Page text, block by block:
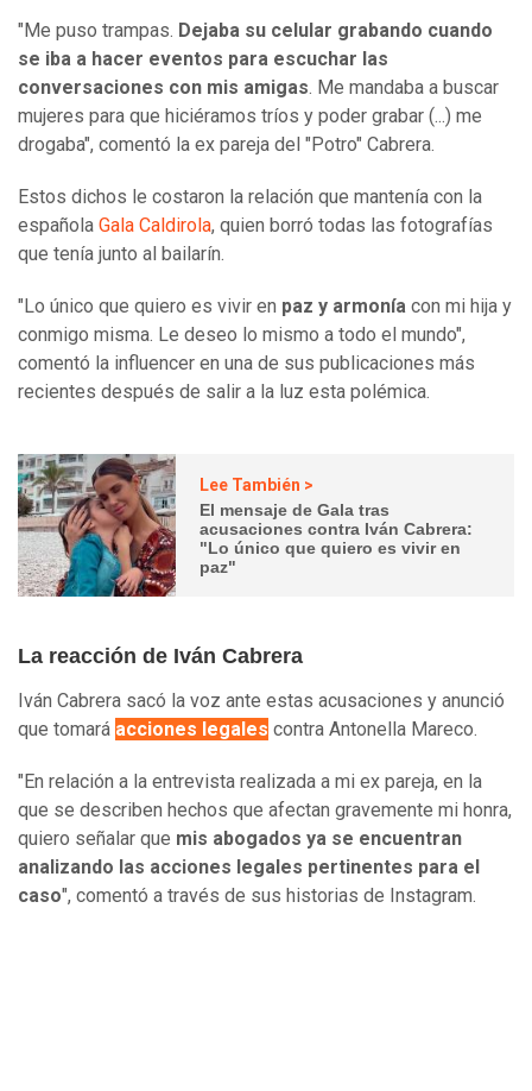
"Me puso trampas. Dejaba su celular grabando cuando
se iba a hacer eventos para escuchar las
conversaciones con mis amigas. Me mandaba a buscar
mujeres para que hiciéramos tríos y poder grabar (...) me
drogaba", comentó la ex pareja del "Potro" Cabrera.
Estos dichos le costaron la relación que mantenía con la
española Gala Caldirola, quien borró todas las fotografías
que tenía junto al bailarín.
"Lo único que quiero es vivir en paz y armonía con mi hija y
conmigo misma. Le deseo lo mismo a todo el mundo",
comentó la influencer en una de sus publicaciones más
recientes después de salir a la luz esta polémica.
Lee También >
El mensaje de Gala tras
acusaciones contra Iván Cabrera:
"Lo único que quiero es vivir en
paz"
La reacción de Iván Cabrera
Iván Cabrera sacó la voz ante estas acusaciones y anunció
que tomará acciones legales contra Antonella Mareco.
"En relación a la entrevista realizada a mi ex pareja, en la
que se describen hechos que afectan gravemente mi honra,
quiero señalar que mis abogados ya se encuentran
analizando las acciones legales pertinentes para el
caso", comentó a través de sus historias de Instagram.